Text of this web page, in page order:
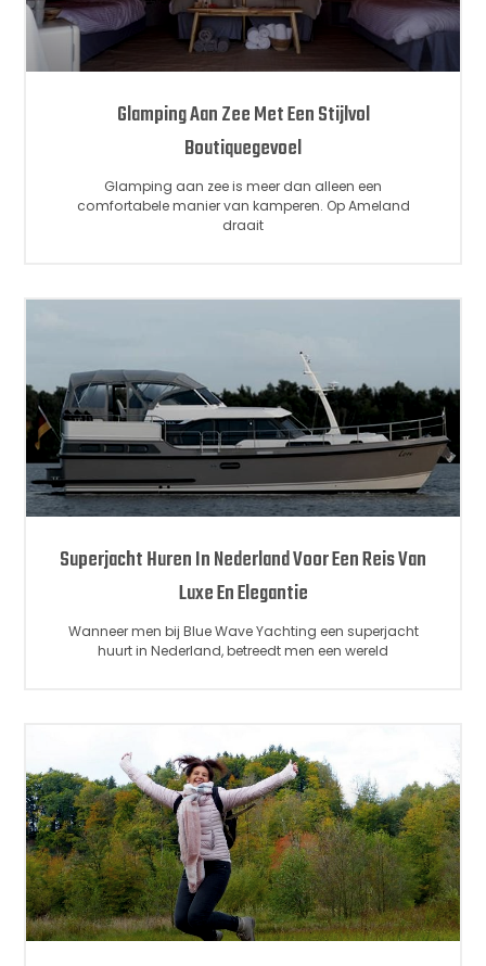
Glamping Aan Zee Met Een Stijlvol
Boutiquegevoel
Glamping aan zee is meer dan alleen een
comfortabele manier van kamperen. Op Ameland
draait
Superjacht Huren In Nederland Voor Een Reis Van
Luxe En Elegantie
Wanneer men bij Blue Wave Yachting een superjacht
huurt in Nederland, betreedt men een wereld